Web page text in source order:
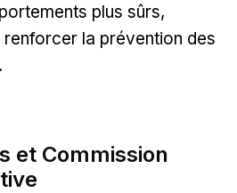
plus sûrs,
la prévention des
et Commission